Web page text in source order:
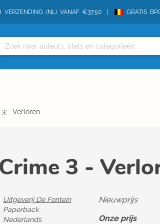
VERZENDING (NL) VANAF €37,50 GRATIS
3 - Verloren
3 -
Uitgeverij De Fontein
Paperback
Nederlands
Nieuwprijs
Onze prijs